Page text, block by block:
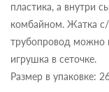
пластика, а внутри
комбайном. Жатка с/
трубопровод можно
игрушка в сеточке.
Размер в упаковке: